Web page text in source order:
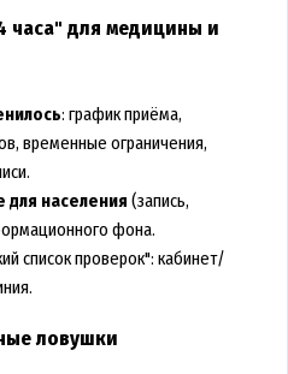
часа" для медицины и
: график приёма,
временные ограничения,
для населения (запись,
фона.
список проверок": кабинет/
ловушки